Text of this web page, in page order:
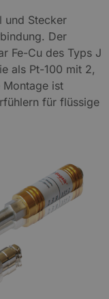
und Stecker
Der
Fe-Cu des Typs J
als Pt-100 mit 2,
ist
für flüssige